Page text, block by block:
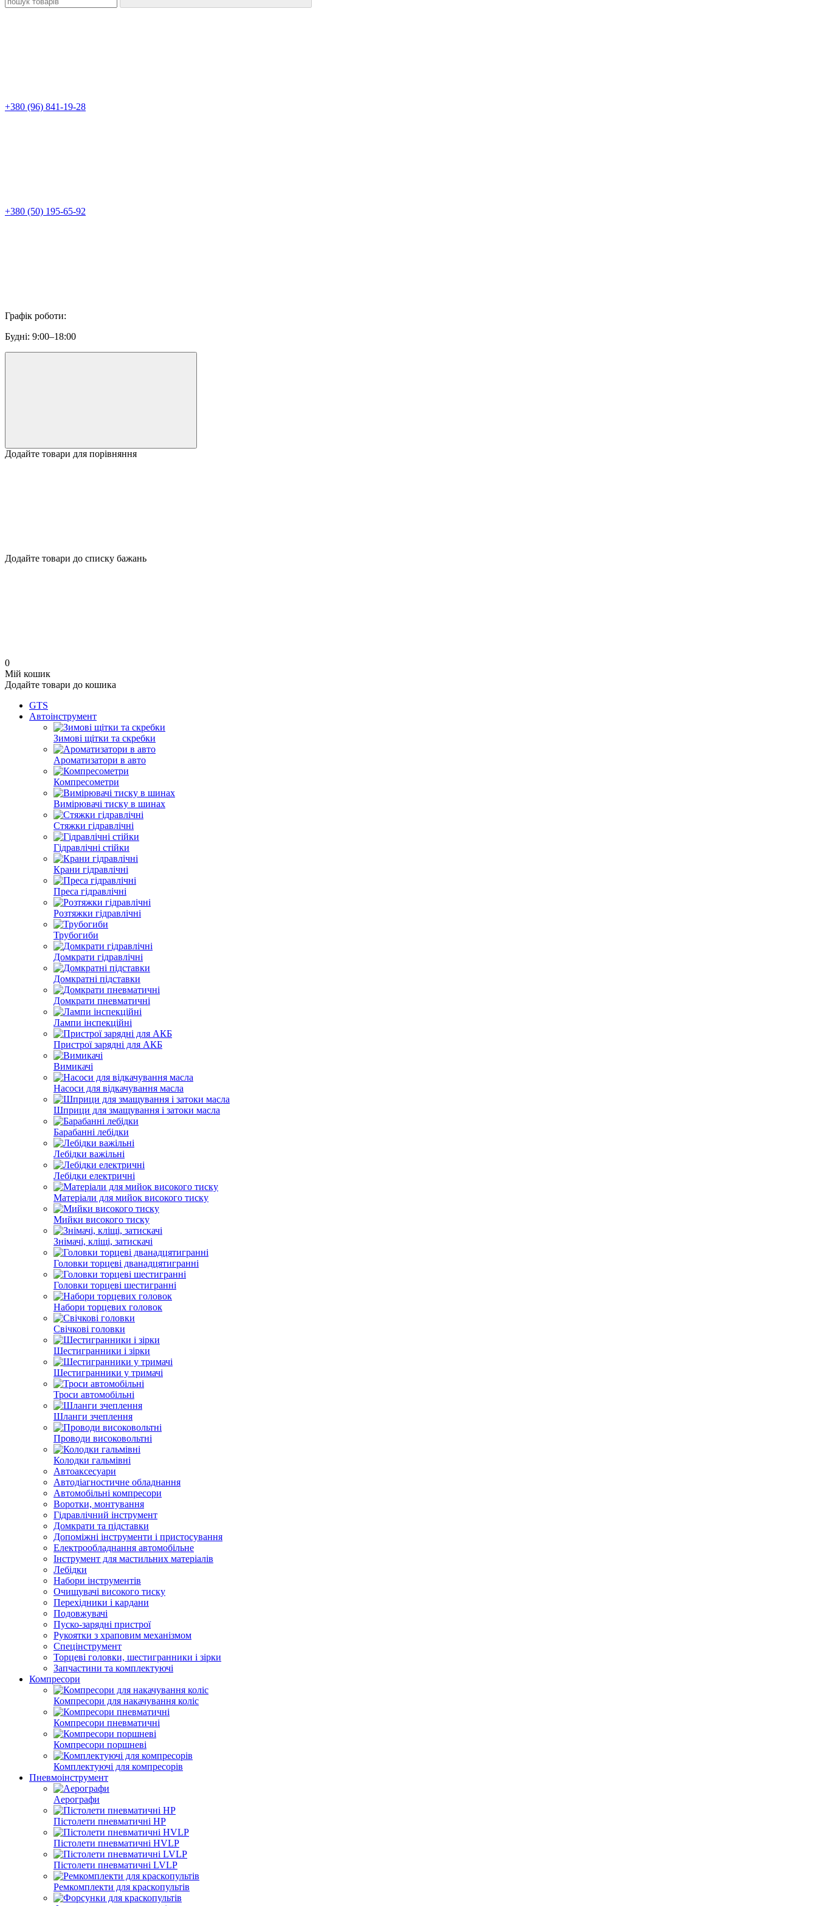
+380 (96) 841-19-28
+380 (50) 195-65-92
Графік роботи:
Будні: 9:00–18:00
Додайте товари для порівняння
Додайте товари до списку бажань
0
Мій кошик
Додайте товари до кошика
GTS
Автоінструмент
Зимові щітки та скребки
Ароматизатори в авто
Компресометри
Вимірювачі тиску в шинах
Стяжки гідравлічні
Гідравлічні стійки
Крани гідравлічні
Преса гідравлічні
Розтяжки гідравлічні
Трубогиби
Домкрати гідравлічні
Домкратні підставки
Домкрати пневматичні
Лампи інспекційні
Пристрої зарядні для АКБ
Вимикачі
Насоси для відкачування масла
Шприци для змащування і затоки масла
Барабанні лебідки
Лебідки важільні
Лебідки електричні
Матеріали для мийок високого тиску
Мийки високого тиску
Знімачі, кліщі, затискачі
Головки торцеві дванадцятигранні
Головки торцеві шестигранні
Набори торцевих головок
Свічкові головки
Шестигранники і зірки
Шестигранники у тримачі
Троси автомобільні
Шланги зчеплення
Проводи високовольтні
Колодки гальмівні
Автоаксесуари
Автодіагностичне обладнання
Автомобільні компресори
Воротки, монтування
Гідравлічний інструмент
Домкрати та підставки
Допоміжні інструменти і пристосування
Електрообладнання автомобільне
Інструмент для мастильних матеріалів
Лебідки
Набори інструментів
Очищувачі високого тиску
Перехідники і кардани
Подовжувачі
Пуско-зарядні пристрої
Рукоятки з храповим механізмом
Спецінструмент
Торцеві головки, шестигранники і зірки
Запчастини та комплектуючі
Компресори
Компресори для накачування коліс
Компресори пневматичні
Компресори поршневі
Комплектуючі для компресорів
Пневмоінструмент
Аерографи
Пістолети пневматичні HP
Пістолети пневматичні HVLP
Пістолети пневматичні LVLP
Ремкомплекти для краскопультів